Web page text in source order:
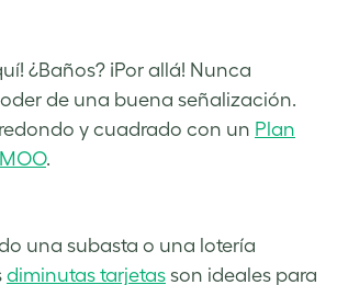
¿Baños? ¡Por allá! Nunca
de una buena señalización.
y cuadrado con un Plan
.
una subasta o una lotería
diminutas tarjetas son ideales para